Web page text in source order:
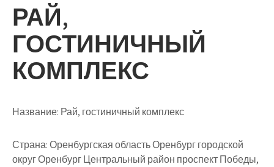
РАЙ,
ГОСТИНИЧНЫЙ
КОМПЛЕКС
Название: Рай, гостиничный комплекс
Страна:Оренбургская область Оренбург городской
округ Оренбург Центральный район проспект Победы,